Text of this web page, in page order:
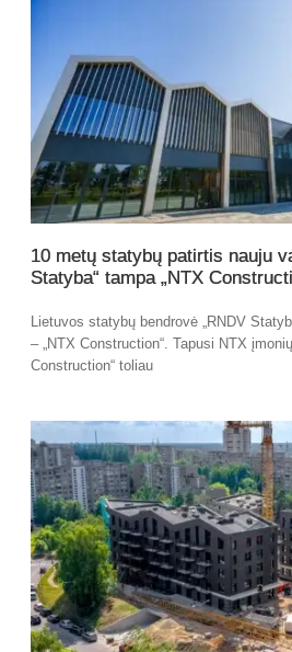
10 metų statybų patirtis nauju
Statyba“ tampa „NTX
Lietuvos statybų bendrovė „RNDV
– „NTX Construction“. Tapusi NTX
Construction“ toliau